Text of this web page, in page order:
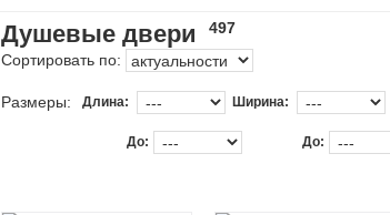
Душевые двери
497
Сортировать по:
Размеры: Длина: Ширина:
До: До: